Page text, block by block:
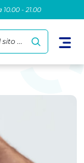
- 21.00
...